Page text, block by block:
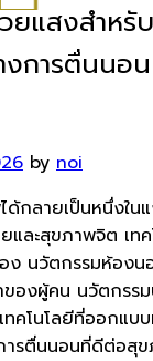
ยแสงสำหรั
งการตื่นนอ
by noi
กลายเป็นหนึ่งใ
ละสุขภาพจิต เทค
นวัตกรรมห้องน
ของผู้คน นวัตกรร
ทคโนโลยีที่ออกแบ
ารตื่นนอนที่ดีต่อสุ